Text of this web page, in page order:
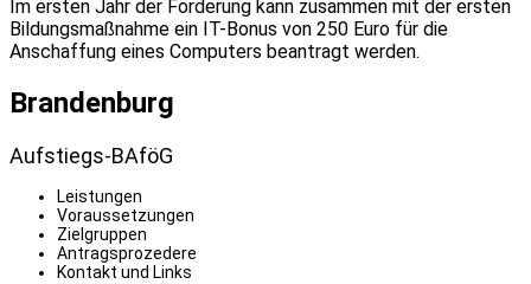
Im ersten Jahr der Förderung kann zusammen mit der ersten
Bildungsmaßnahme ein IT-Bonus von 250 Euro für die
Anschaffung eines Computers beantragt werden.
Brandenburg
Aufstiegs-BAföG
Leistungen
Voraussetzungen
Zielgruppen
Antragsprozedere
Kontakt und Links